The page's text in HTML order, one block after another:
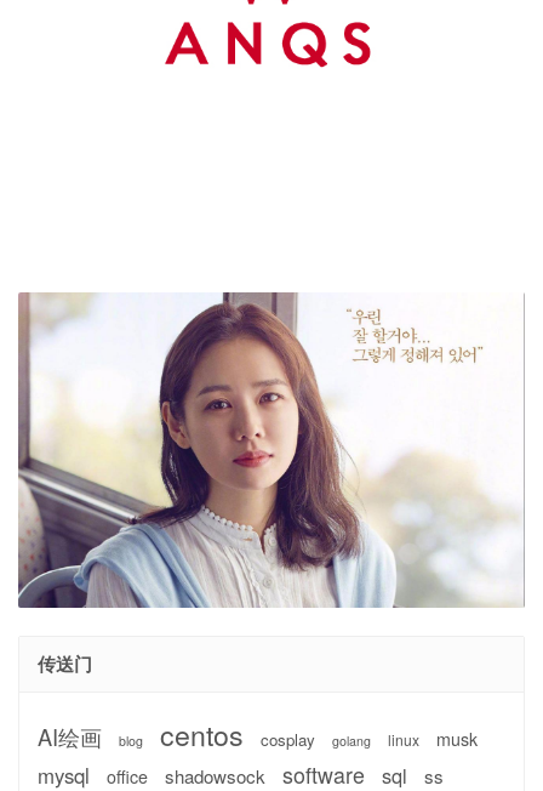
传送门
AI绘画 blog centos cosplay golang linux musk
mysql office shadowsock software sql ss